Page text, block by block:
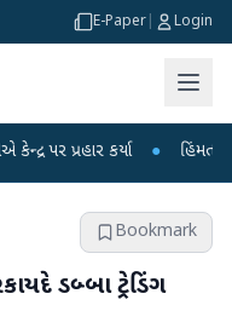
E-Paper Login
કર્યા ● હિંમતનગરમાં
Bookmark
ડબ્બા ટ્રેડિંગ